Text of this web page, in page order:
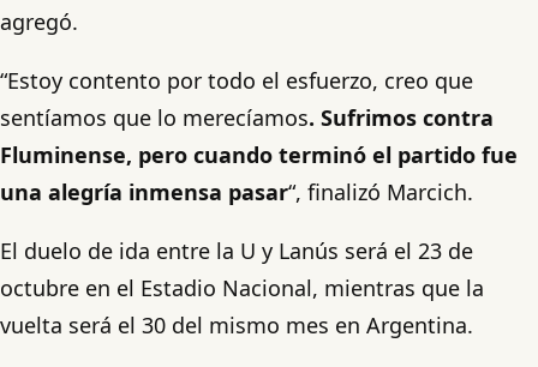
agregó.
“Estoy contento por todo el esfuerzo, creo que
sentíamos que lo merecíamos. Sufrimos contra
Fluminense, pero cuando terminó el partido fue
una alegría inmensa pasar“, finalizó Marcich.
El duelo de ida entre la U y Lanús será el 23 de
octubre en el Estadio Nacional, mientras que la
vuelta será el 30 del mismo mes en Argentina.